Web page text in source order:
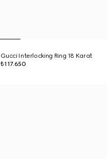
Gucci Interlocking Ring 18 Karat
₺117.650